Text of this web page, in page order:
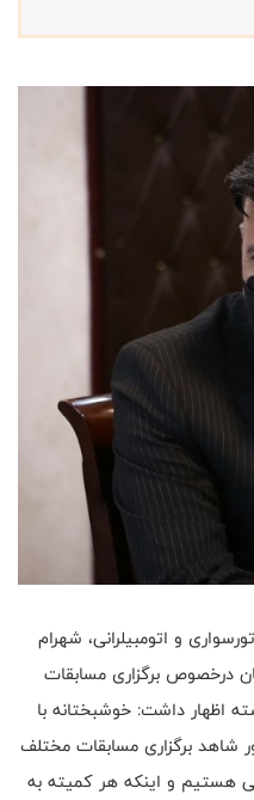
و اتومبیلرانی، شهرام
درخصوص برگزاری مسابقات
اظهار داشت: خوشبختانه با
شاهد برگزاری مسابقات مختلف
هستیم و اینکه هر کمیته به